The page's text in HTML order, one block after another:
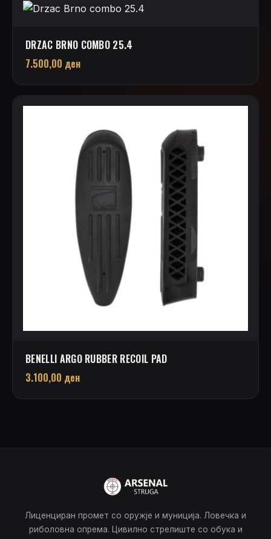
DRZAC BRNO COMBO 25.4
7.500,00 ден
BENELLI ARGO RUBBER RECOIL PAD
3.100,00 ден
Лиценциран промет со оружје и муниција. Ловечка и
риболовна опрема. Цивилно стрелиште со обука и